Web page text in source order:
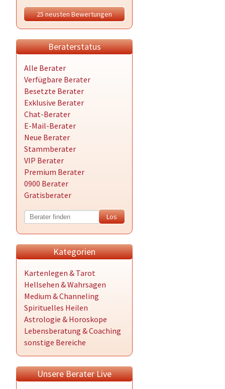
Worten nicht beschreiben, ruft hier
an und überzeugt euch selbst!
25 neusten Bewertungen
Beraterstatus
Alle Berater
Verfügbare Berater
Besetzte Berater
Exklusive Berater
Chat-Berater
E-Mail-Berater
Neue Berater
Stammberater
VIP Berater
Premium Berater
0900 Berater
Gratisberater
Kategorien
Kartenlegen & Tarot
Hellsehen & Wahrsagen
Medium & Channeling
Spirituelles Heilen
Astrologie & Horoskope
Lebensberatung & Coaching
sonstige Bereiche
Unsere Berater Live